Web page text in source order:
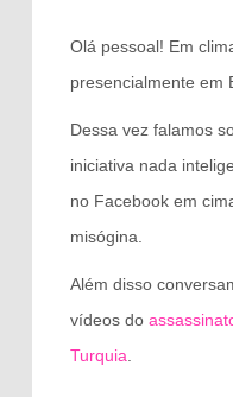
Olá pessoal! Em
presencialmente em
Dessa vez falamos
iniciativa nada
no Facebook em
misógina.
Além disso
vídeos do
Turquia